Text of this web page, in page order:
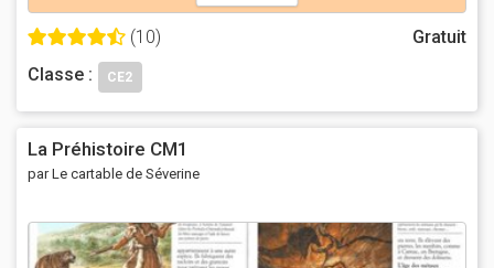
(10)
Gratuit
Classe :
CE2
La Préhistoire CM1
par Le cartable de Séverine